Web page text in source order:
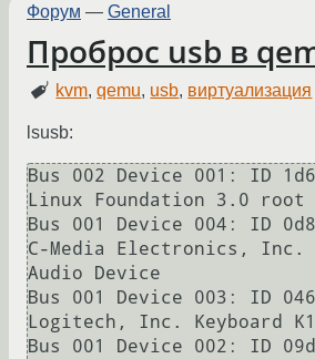
Форум — General
Проброс usb в
kvm,qemu, usb, виртуализация
lsusb:
Bus 002 Device 001: ID
Linux Foundation 3.0 root
Bus 001 Device 004: ID
C-Media Electronics, Inc.
Audio Device
Bus 001 Device 003: ID
Logitech, Inc. Keyboard
Bus 001 Device 002: ID